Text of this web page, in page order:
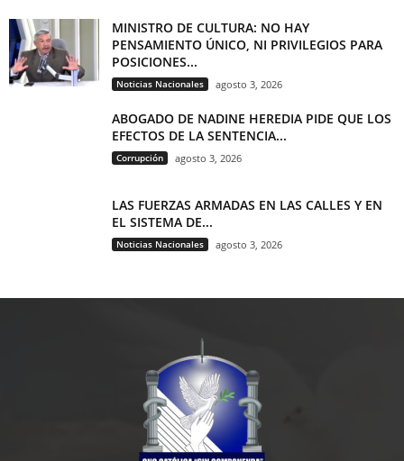
MINISTRO DE CULTURA: NO HAY
PENSAMIENTO ÚNICO, NI PRIVILEGIOS PARA
POSICIONES...
Noticias Nacionales agosto 3, 2026
ABOGADO DE NADINE HEREDIA PIDE QUE LOS
EFECTOS DE LA SENTENCIA...
Corrupción agosto 3, 2026
LAS FUERZAS ARMADAS EN LAS CALLES Y EN
EL SISTEMA DE...
Noticias Nacionales agosto 3, 2026